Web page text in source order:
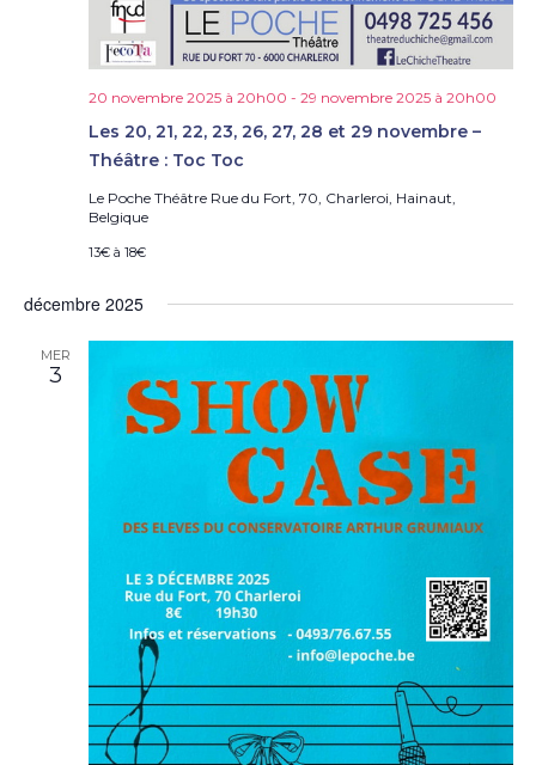
Les 20, 21, 22, 23, 26, 27, 28 et 29 novembre –
Théâtre : Toc Toc
20 novembre 2025 à 20h00 - 29 novembre 2025 à 20h00
Le Poche Théâtre Rue du Fort, 70, Charleroi, Hainaut,
Belgique
13€ à 18€
décembre 2025
MER
3